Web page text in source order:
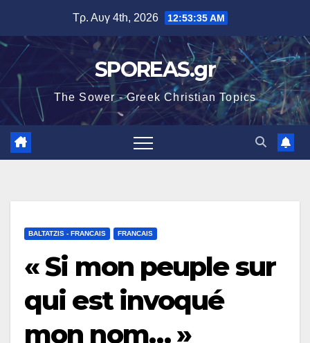
περιεχόμενο
Τρ. Αυγ 4th, 2026 12:53:36 AM
SPOREAS.gr
The Sower - Greek Christian Topics
BALTATZIS - FRANCAIS FRANCAIS
« Si mon peuple sur
qui est invoqué
mon nom… »